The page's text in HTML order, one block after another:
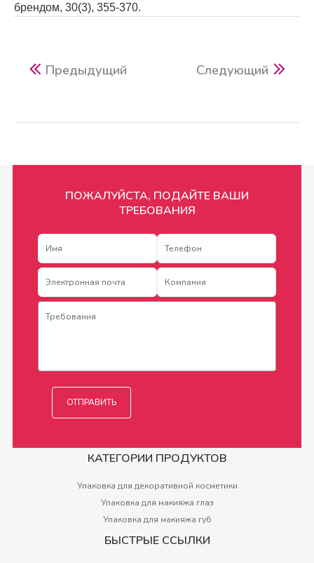
брендом, 30(3), 355-370.
Предыдущий Следующий
ПОЖАЛУЙСТА, ПОДАЙТЕ ВАШИ
ТРЕБОВАНИЯ
КАТЕГОРИИ ПРОДУКТОВ
Упаковка для декоративной косметики
Упаковка для макияжа глаз
Упаковка для макияжа губ
БЫСТРЫЕ ССЫЛКИ